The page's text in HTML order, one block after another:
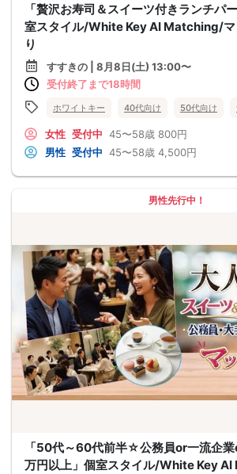
「贅沢お寿司＆スイーツ付きランチパ
室スタイル/White Key AI Matching/マ
り
すすきの | 8月8日(土) 13:00〜
受付終了まで18時間
ホワイトキー 40代向け 50代向け
女性 受付中 45〜58歳 800円
男性 受付中 45〜58歳 4,500円
男性先行中！
「50代～60代前半☆公務員or一流企
万円以上」個室スタイル/White Key